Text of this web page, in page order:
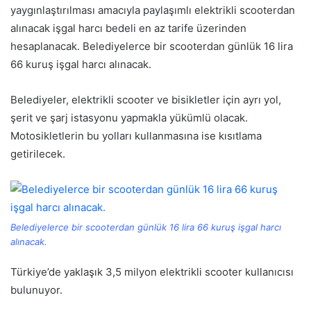
yaygınlaştırılması amacıyla paylaşımlı elektrikli scooterdan
alınacak işgal harcı bedeli en az tarife üzerinden
hesaplanacak. Belediyelerce bir scooterdan günlük 16 lira
66 kuruş işgal harcı alınacak.
Belediyeler, elektrikli scooter ve bisikletler için ayrı yol,
şerit ve şarj istasyonu yapmakla yükümlü olacak.
Motosikletlerin bu yolları kullanmasına ise kısıtlama
getirilecek.
Belediyelerce bir scooterdan günlük 16 lira 66 kuruş işgal harcı
alınacak.
Türkiye’de yaklaşık 3,5 milyon elektrikli scooter kullanıcısı
bulunuyor.